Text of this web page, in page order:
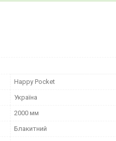
Happy Pocket
Україна
2000 мм
Блакитний